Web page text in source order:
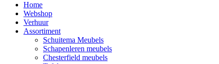
Home
Webshop
Verhuur
Assortiment
Schuitema Meubels
Schapenleren meubels
Chesterfield meubels